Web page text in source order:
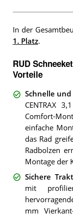
In der
1. Platz.
RUD
Vorteile
Schnelle
CENTRAX
Comfort-
einfache
das Rad
Radbolzen
Montage der
Sichere
mit
mm